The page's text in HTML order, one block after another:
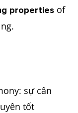
properties of
sự cân
tốt